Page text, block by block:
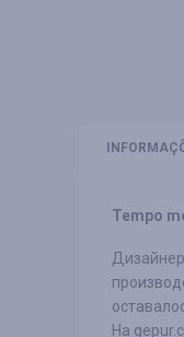
Tempo
На